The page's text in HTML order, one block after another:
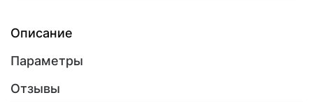
Описание
Параметры
Отзывы